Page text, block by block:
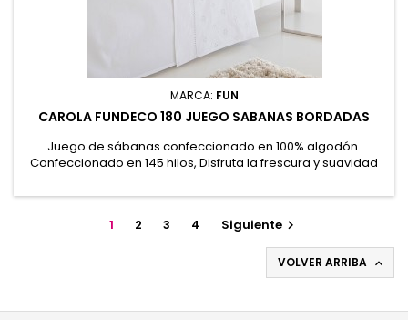
MARCA: FUN
CAROLA FUNDECO 180 JUEGO SABANAS BORDADAS
Juego de sábanas confeccionado en 100% algodón.
Confeccionado en 145 hilos, Disfruta la frescura y suavidad
realzado con delicadas vainicas y sutiles motivos florales en
elegante. 100% Algodón
1 2 3 4 Siguiente 
VOLVER ARRIBA 